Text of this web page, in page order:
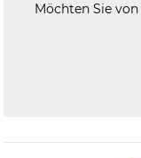
Möchten Sie von